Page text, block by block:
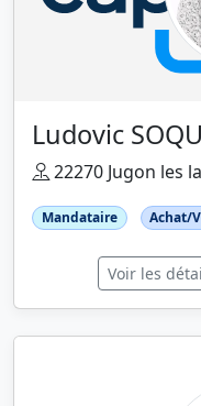
Ludovic
22270 Jugon les
Mandataire Achat/
Voir les